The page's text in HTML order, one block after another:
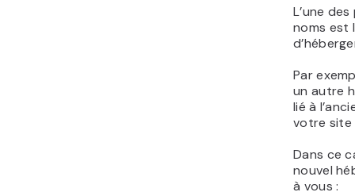
L’une
noms est
Par
un autre
lié à
votre site
Dans ce
nouvel
à vous :